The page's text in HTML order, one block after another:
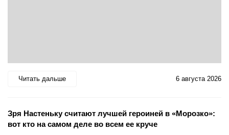
Читать дальше 6 августа 2026
Зря Настеньку считают лучшей героиней в «Морозко»:
вот кто на самом деле во всем ее круче